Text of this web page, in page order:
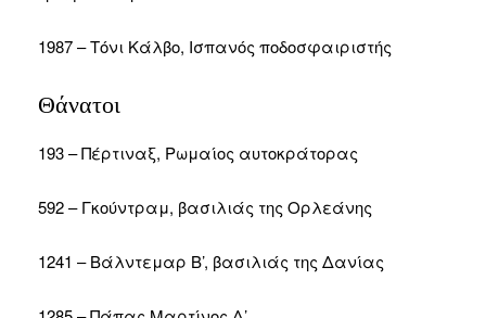
1987 – Τόνι Κάλβο, Ισπανός ποδοσφαιριστής
Θάνατοι
193 – Πέρτιναξ, Ρωμαίος αυτοκράτορας
592 – Γκούντραμ, βασιλιάς της Ορλεάνης
1241 – Βάλντεμαρ Β’, βασιλιάς της Δανίας